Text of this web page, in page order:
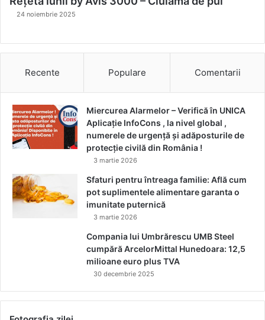
24 noiembrie 2025
Recente Populare Comentarii
Miercurea Alarmelor – Verifică în UNICA
Aplicație InfoCons , la nivel global ,
numerele de urgență și adăposturile de
protecție civilă din România !
3 martie 2026
Sfaturi pentru întreaga familie: Află cum
pot suplimentele alimentare garanta o
imunitate puternică
3 martie 2026
Compania lui Umbrărescu UMB Steel
cumpără ArcelorMittal Hunedoara: 12,5
milioane euro plus TVA
30 decembrie 2025